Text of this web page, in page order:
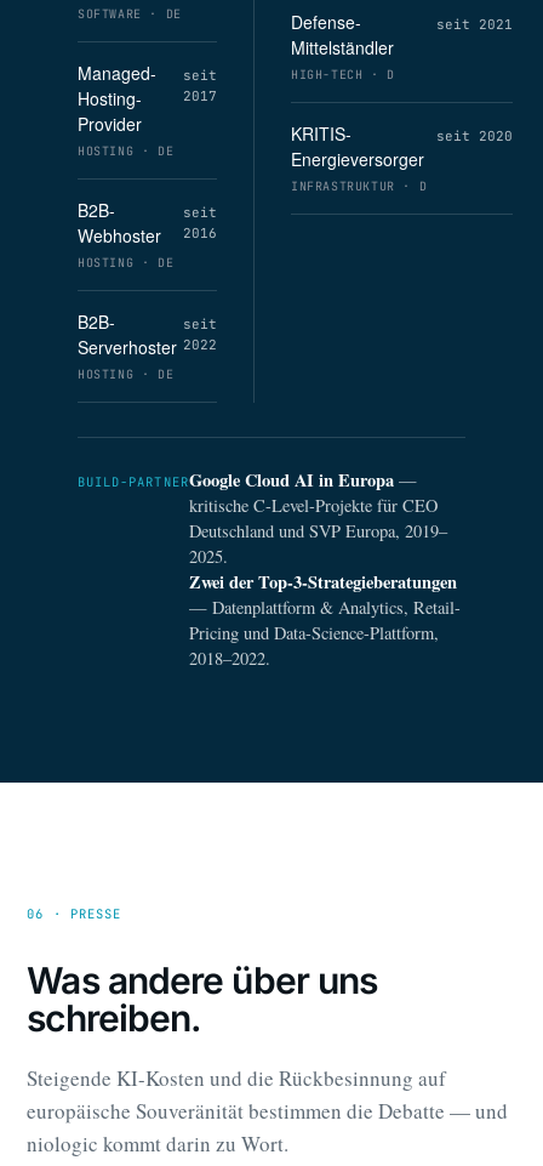
SOFTWARE · DE
Managed-
Hosting-
Provider
seit
2017
HOSTING · DE
B2B-
Webhoster
seit
2016
HOSTING · DE
B2B-
Serverhoster
seit
2022
HOSTING · DE
Defense-
Mittelständler
seit 2021
HIGH-TECH · D
KRITIS-
Energieversorger
seit 2020
INFRASTRUKTUR · D
BUILD-PARTNERGoogle Cloud AI in Europa—
kritische C-Level-Projekte für CEO
Deutschland und SVP Europa, 2019–
2025.
Zwei der Top-3-Strategieberatungen
— Datenplattform & Analytics, Retail-
Pricing und Data-Science-Plattform,
2018–2022.
06 · PRESSE
Was andere über uns
schreiben.
Steigende KI-Kosten und die Rückbesinnung auf
europäische Souveränität bestimmen die Debatte — und
niologic kommt darin zu Wort.